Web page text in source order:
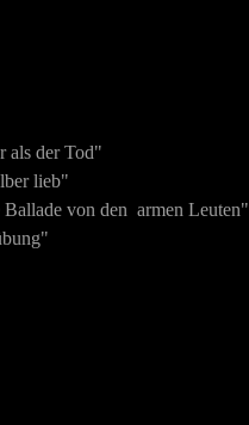
als der Tod"
lieb"
von den armen Leuten"